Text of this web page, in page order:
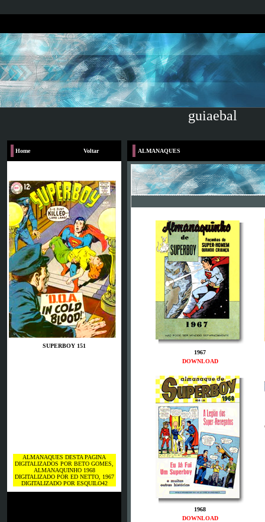
guiaebal
Home Voltar
SUPERBOY 151
ALMANAQUES DESTA PAGINA
DIGITALIZADOS POR BETO GOMES,
ALMANAQUINHO 1968
DIGITALIZADO POR ED NETTO, 1967
DIGITALIZADO POR ESQUILO42
ALMANAQUES
1967
DOWNLOAD
1968
DOWNLOAD